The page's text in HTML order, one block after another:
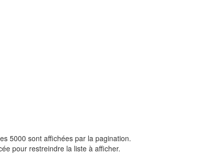
5000 sont affichées par la pagination.
pour restreindre la liste à afficher.